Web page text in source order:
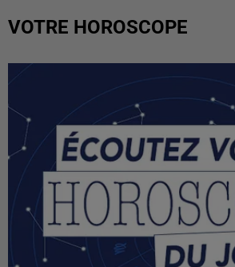
VOTRE HOROSCOPE